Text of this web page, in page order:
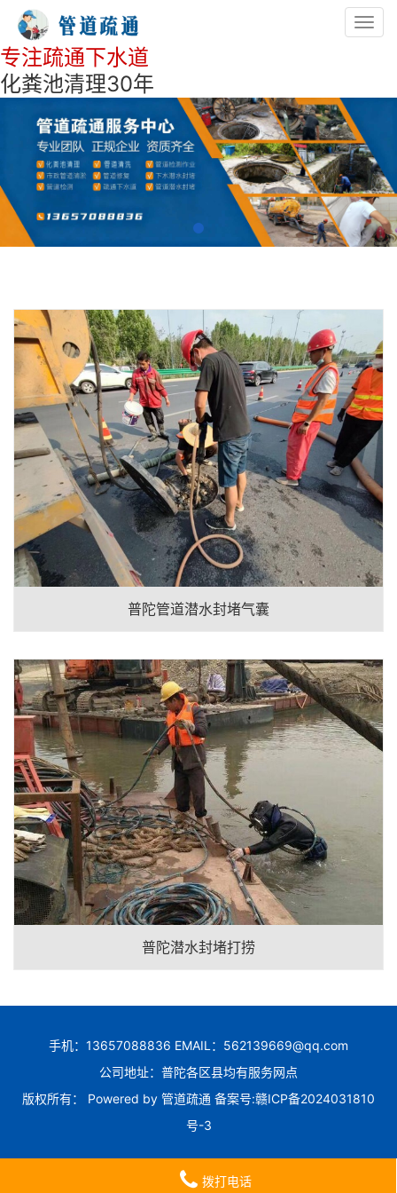
专注疏通下水道
化粪池清理30年
普陀管道潜水封堵气囊
普陀潜水封堵打捞
手机：13657088836 EMAIL：562139669@qq.com
公司地址：普陀各区县均有服务网点
版权所有： Powered by 管道疏通 备案号:赣ICP备2024031810
号-3
拨打电话